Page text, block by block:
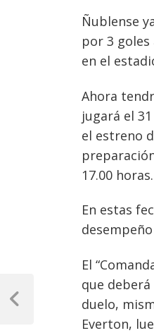
Ñublense
por 3
en el
Ahora
jugará el
el estreno
17.00 horas.
En estas
El
que
duelo,
Everton,
Navegación
de
Previous